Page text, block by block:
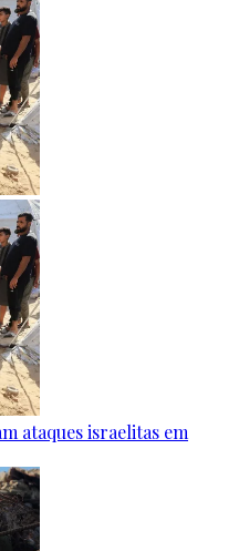
ataques israelitas em